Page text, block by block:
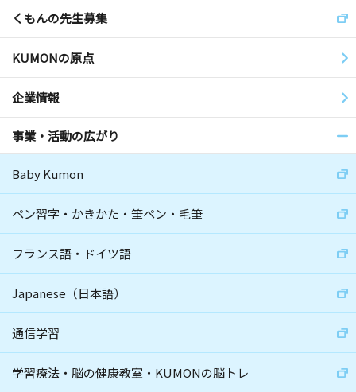
くもんの先生募集
KUMONの原点
企業情報
事業・活動の広がり
Baby Kumon
ペン習字・かきかた・筆ペン・毛筆
フランス語・ドイツ語
Japanese（日本語）
通信学習
学習療法・脳の健康教室・KUMONの脳トレ